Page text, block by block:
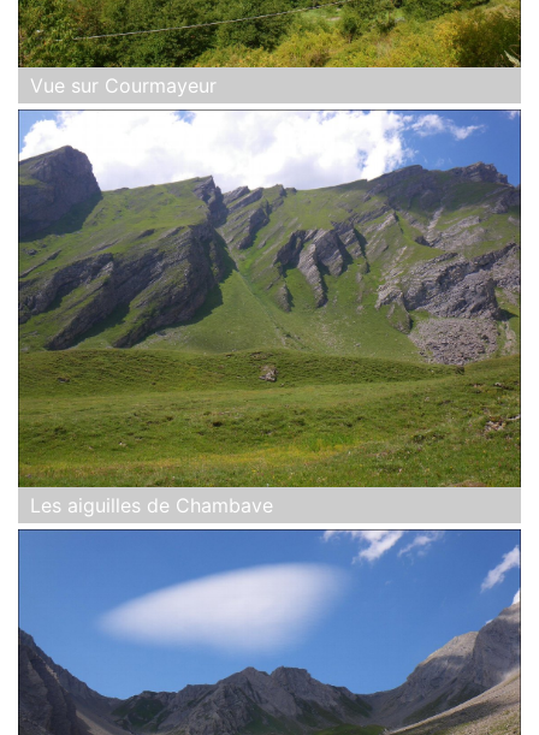
Vue sur Courmayeur
Les aiguilles de Chambave